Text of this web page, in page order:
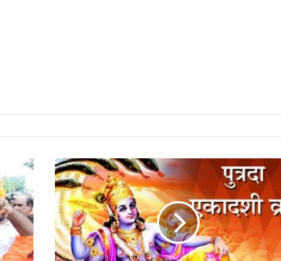
पुत्रदा
एकादशी
व्रत
से
होती
है
संतान